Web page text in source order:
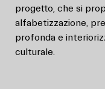
progetto, che si
alfabetizzazione,
profonda e
culturale.